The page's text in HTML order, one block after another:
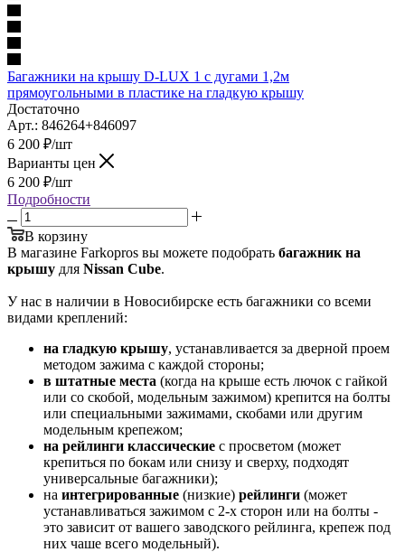
Багажники на крышу D-LUX 1 с дугами 1,2м
прямоугольными в пластике на гладкую крышу
Достаточно
Арт.: 846264+846097
6 200 ₽/шт
Варианты цен
6 200 ₽/шт
Подробности
В корзину
В магазине Farkopros вы можете подобрать багажник на
крышу для Nissan Cube.
У нас в наличии в Новосибирске есть багажники со всеми
видами креплений:
на гладкую крышу, устанавливается за дверной проем
методом зажима с каждой стороны;
в штатные места (когда на крыше есть лючок с гайкой
или со скобой, модельным зажимом) крепится на болты
или специальными зажимами, скобами или другим
модельным крепежом;
на рейлинги классические с просветом (может
крепиться по бокам или снизу и сверху, подходят
универсальные багажники);
на интегрированные (низкие) рейлинги (может
устанавливаться зажимом с 2-х сторон или на болты -
это зависит от вашего заводского рейлинга, крепеж под
них чаше всего модельный).